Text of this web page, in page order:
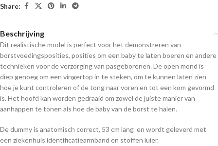
Share:
Beschrijving
Dit realistische model is perfect voor het demonstreren van
borstvoedingsposities, posities om een baby te laten boeren en andere
technieken voor de verzorging van pasgeborenen. De open mond is
diep genoeg om een ​​vingertop in te steken, om te kunnen laten zien
hoe je kunt controleren of de tong naar voren en tot een kom gevormd
is. Het hoofd kan worden gedraaid om zowel de juiste manier van
aanhappen te tonen als hoe de ​​baby van de borst te halen.
De dummy is anatomisch correct, 53 cm lang en wordt geleverd met
een ziekenhuis identificatiearmband en stoffen luier.